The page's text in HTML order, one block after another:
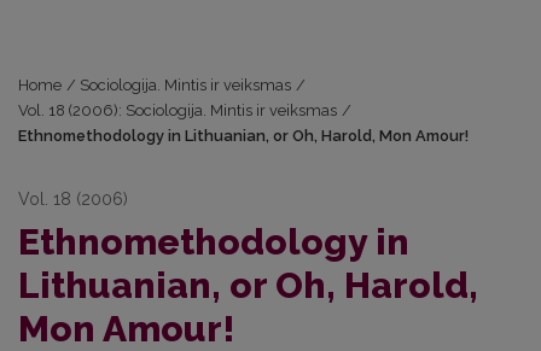
Home / Sociologija. Mintis ir veiksmas /
Vol. 18 (2006): Sociologija. Mintis ir veiksmas /
Ethnomethodology in Lithuanian, or Oh, Harold, Mon Amour!
Vol. 18 (2006)
Ethnomethodology in
Lithuanian, or Oh, Harold,
Mon Amour!